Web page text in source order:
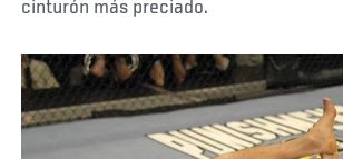
cinturón más preciado.